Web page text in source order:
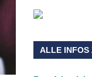
ALLE INFOS